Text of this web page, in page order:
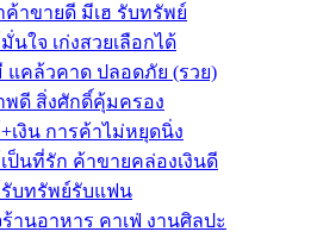
าค้าขายดี มีเฮ รับทรัพย์
นใจ เก่งสวยเลือกได้
แคล้วคาด ปลอดภัย (รวย)
พดี สิ่งศักดิ์คุ้มครอง
+เงิน การค้าไม่หยุดนิ่ง
เป็นที่รัก ค้าขายคล่องเงินดี
รับทรัพย์รับแฟน
ร้านอาหาร คาเฟ่ งานศิลปะ